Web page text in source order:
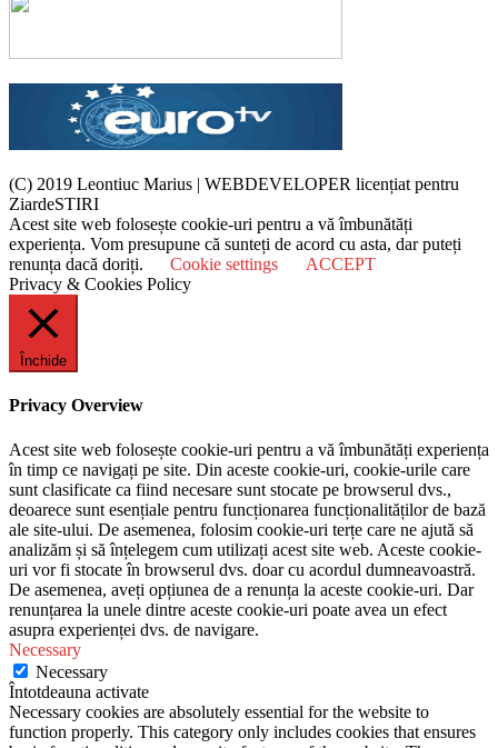
(C) 2019 Leontiuc Marius | WEBDEVELOPER licențiat pentru
ZiardeSTIRI
Acest site web folosește cookie-uri pentru a vă îmbunătăți
experiența. Vom presupune că sunteți de acord cu asta, dar puteți
renunța dacă doriți.
Cookie settings
ACCEPT
Privacy & Cookies Policy
Închide
Privacy Overview
Acest site web folosește cookie-uri pentru a vă îmbunătăți experiența
în timp ce navigați pe site. Din aceste cookie-uri, cookie-urile care
sunt clasificate ca fiind necesare sunt stocate pe browserul dvs.,
deoarece sunt esențiale pentru funcționarea funcționalităților de bază
ale site-ului. De asemenea, folosim cookie-uri terțe care ne ajută să
analizăm și să înțelegem cum utilizați acest site web. Aceste cookie-
uri vor fi stocate în browserul dvs. doar cu acordul dumneavoastră.
De asemenea, aveți opțiunea de a renunța la aceste cookie-uri. Dar
renunțarea la unele dintre aceste cookie-uri poate avea un efect
asupra experienței dvs. de navigare.
Necessary
Necessary
Întotdeauna activate
Necessary cookies are absolutely essential for the website to
function properly. This category only includes cookies that ensures